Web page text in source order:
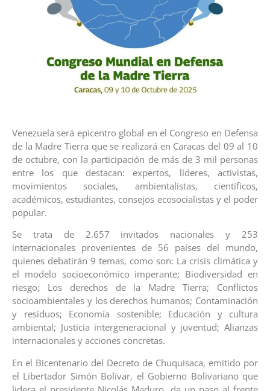
Venezuela será epicentro global en el Congreso en Defensa
de la Madre Tierra que se realizará en Caracas del 09 al 10
de octubre, con la participación de más de 3 mil personas
entre los que destacan: expertos, líderes, activistas,
movimientos sociales, ambientalistas, científicos,
académicos, estudiantes, consejos ecosocialistas y el poder
popular.
Se trata de 2.657 invitados nacionales y 253
internacionales provenientes de 56 países del mundo,
quienes debatirán 9 temas, como son: La crisis climática y
el modelo socioeconómico imperante; Biodiversidad en
riesgo; Los derechos de la Madre Tierra; Conflictos
socioambientales y los derechos humanos; Contaminación
y residuos; Economía sostenible; Educación y cultura
ambiental; Justicia intergeneracional y juventud; Alianzas
internacionales y acciones concretas.
En el Bicentenario del Decreto de Chuquisaca, emitido por
el Libertador Simón Bolívar, el Gobierno Bolivariano que